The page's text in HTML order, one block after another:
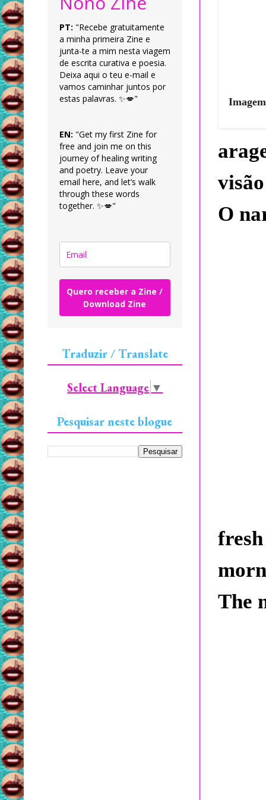
O
The
PT: "Recebe gratuitamente
a minha primeira Zine e
junta-te a mim nesta viagem
de escrita curativa e poesia.
Deixa aqui o teu e-mail e
vamos caminhar juntos por
estas palavras. ✨💋"
EN: "Get my first Zine for
free and join me on this
journey of healing writing
and poetry. Leave your
email here, and let’s walk
through these words
together. ✨💋"
Quero receber a Zine /
Download Zine
Traduzir / Translate
Select Language ▼
Pesquisar neste blogue